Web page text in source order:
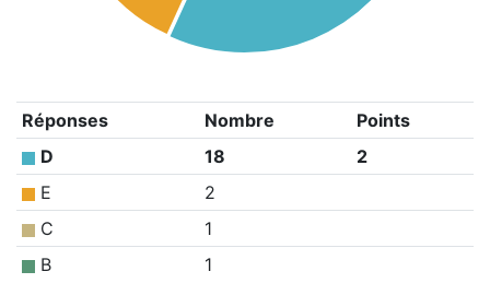
Réponses Nombre
Points
D
18
2
E
2
C
1
B
1